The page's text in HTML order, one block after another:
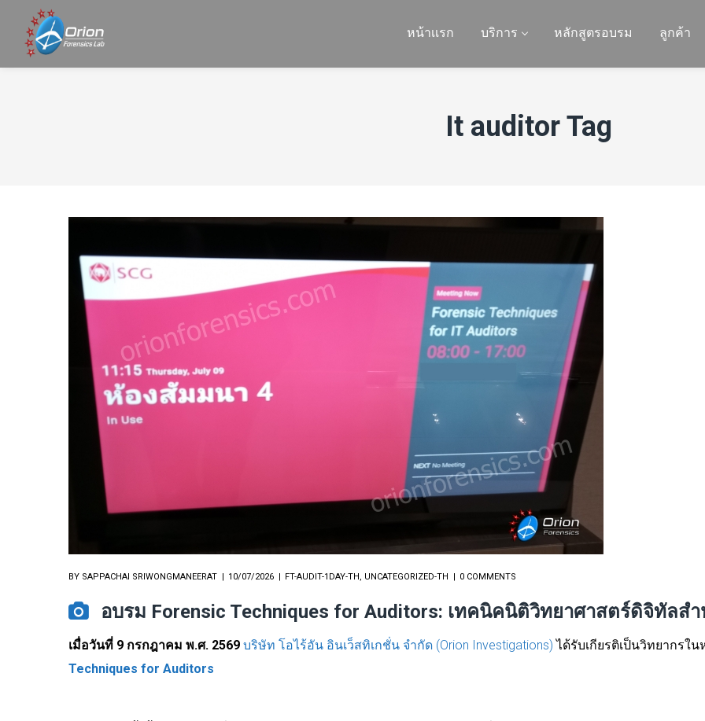
หน้าเเรก บริการ หลักสูตรอบรม ลูกค้า
It auditor Tag
BY SAPPACHAI SRIWONGMANEERAT 10/07/2026 FT-AUDIT-1DAY-TH, UNCATEGORIZED-TH 0 COMMENTS
อบรม Forensic Techniques for Auditors: เทคนิคนิติวิทยาศาสตร์ดิจิทัลส
เมื่อวันที่ 9 กรกฎาคม พ.ศ. 2569 บริษัท โอไร้อัน อินเว็สทิเกชั่น จำกัด (Orion Investigations) ได้รับเกียรติเป็นวิทยากรใ
Techniques for Auditors